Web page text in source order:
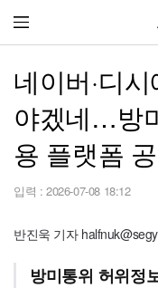
네이버·디
야겠네…방
용 플랫폼
입력 : 2026-07-08 18:12
반진욱 기자
방미통위 허위정